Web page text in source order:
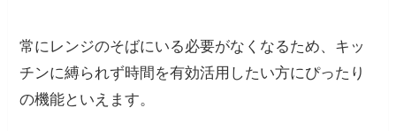
常にレンジのそばにいる必要がなくなるため、キッ
チンに縛られず時間を有効活用したい方にぴったり
の機能といえます。